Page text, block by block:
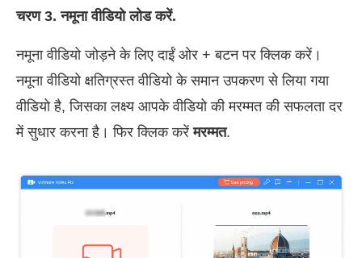
चरण 3. नमूना वीडियो लोड करें.
नमूना वीडियो जोड़ने के लिए दाईं ओर + बटन पर क्लिक करें।
नमूना वीडियो क्षतिग्रस्त वीडियो के समान उपकरण से लिया गया
वीडियो है, जिसका लक्ष्य आपके वीडियो की मरम्मत की सफलता दर
में सुधार करना है। फिर क्लिक करेंमरम्मत.